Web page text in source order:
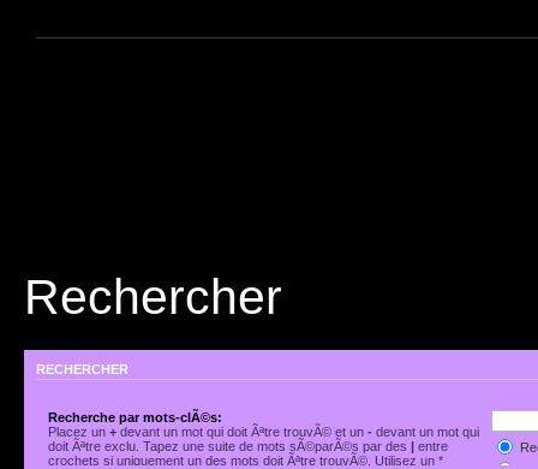
Rechercher
RECHERCHER
Recherche par mots-clÃ©s:
Placez un+ devant un mot qui doit Ãªtre trouvÃ© et un- devant un mot qui
doit Ãªtre exclu. Tapez une suite de mots sÃ©parÃ©s par des| entre
crochets si uniquement un des mots doit Ãªtre trouvÃ©. Utilisez un *